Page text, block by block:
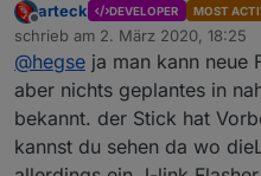
nutze momentan auch
soweit. Wie schaut es
aus? Kann ich
installieren?
Gruß Hegse
Offline
arteck DEVELOPER MOST
schrieb am 2. März 2020, 18:25
zuletzt editiert von
@hegse ja man kann neue
aber nichts geplantes in
bekannt. der Stick hat
kannst du sehen da wo